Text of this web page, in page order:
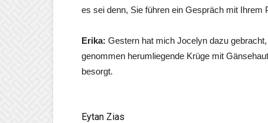
es sei denn, Sie führen ein Gespräch mit Ihrem
Erika: Gestern hat mich Jocelyn dazu
genommen herumliegende Krüge mit
besorgt.
Eytan Zias